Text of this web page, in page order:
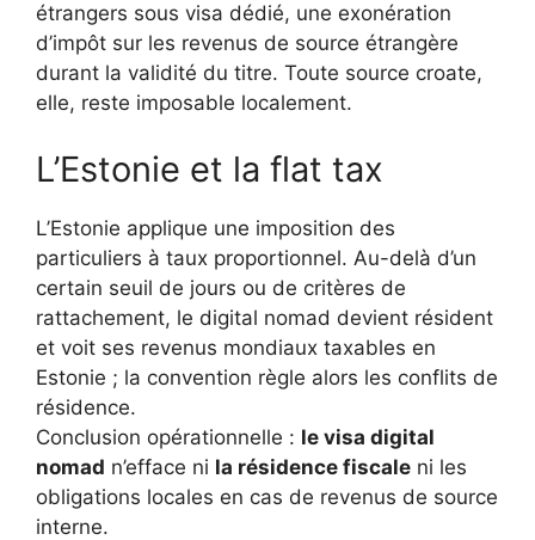
étrangers sous visa dédié, une exonération
d’impôt sur les revenus de source étrangère
durant la validité du titre. Toute source croate,
elle, reste imposable localement.
L’Estonie et la flat tax
L’Estonie applique une imposition des
particuliers à taux proportionnel. Au-delà d’un
certain seuil de jours ou de critères de
rattachement, le digital nomad devient résident
et voit ses revenus mondiaux taxables en
Estonie ; la convention règle alors les conflits de
résidence.
Conclusion opérationnelle : le visa digital
nomad n’efface ni la résidence fiscale ni les
obligations locales en cas de revenus de source
interne.